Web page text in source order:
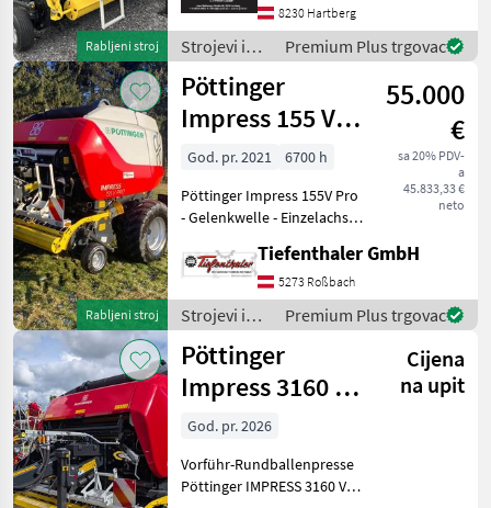
Rabljeni stroj
Flotation Pro -40 km/h
Ausführung -
Feuchtigkeitssensor für
Trockengut -Load Sens
8230 Hartberg
Strojevi i
oprema za
travu i
baliranje /
Pöttinger
Premium Plus trgovac
Rabljeni stroj
Pöttinger
Impress 155 V
Pro
55.000
€
sa 20% PDV-
a
45.833,33 €
neto
God. pr. 2021
6700 h
Pöttinger Impress 155V Pro
- Gelenkwelle - Einzelachse
Zweileitungsdruckluftbremse
- Achsspurweite 2170 mm
Einzelachse - 520/55 R 22, 5
Flotation Trac - Obe
Tiefenthaler GmbH
5273 Roßbach
Strojevi i
oprema za
travu i
baliranje /
Pöttinger
Premium Plus trgovac
Pöttinger
Impress 3160 V
PRO
Cijena
na upit
God. pr. 2026
Vorführ-Rundballenpresse
Pöttinger IMPRESS 3160 V